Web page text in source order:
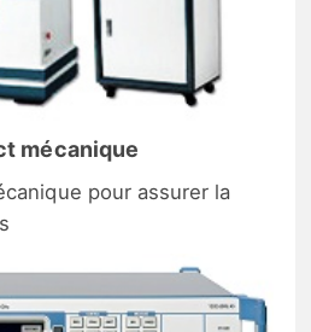
mécanique
pour assurer la